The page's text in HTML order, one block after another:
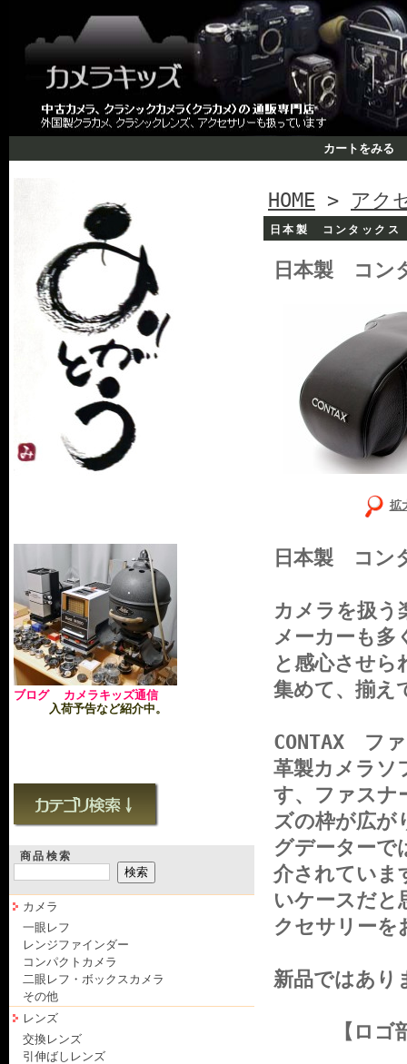
カートをみる
ブログ カメラキッズ通信
入荷予告など紹介中。
商品検索
カメラ
一眼レフ
レンジファインダー
コンパクトカメラ
二眼レフ・ボックスカメラ
その他
レンズ
交換レンズ
引伸ばしレンズ
HOME > アク
日本製 コンタック
日本製 コン
拡
日本製 コ
カメラを扱う
メーカーも多
と感心させ
集めて、揃え
CONTAX フ
革製カメラソ
す、ファスナ
ズの枠が広
グデーターで
介されていま
いケースだと
クセサリーを
新品ではあり
【ロゴ部